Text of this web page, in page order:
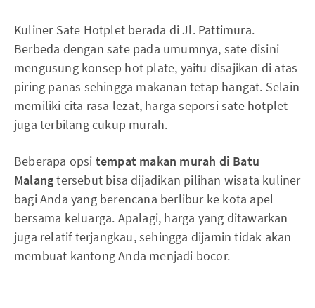
Kuliner Sate Hotplet berada di Jl. Pattimura.
Berbeda dengan sate pada umumnya, sate disini
mengusung konsep hot plate, yaitu disajikan di atas
piring panas sehingga makanan tetap hangat. Selain
memiliki cita rasa lezat, harga seporsi sate hotplet
juga terbilang cukup murah.
Beberapa opsi tempat makan murah di Batu
Malangtersebut bisa dijadikan pilihan wisata kuliner
bagi Anda yang berencana berlibur ke kota apel
bersama keluarga. Apalagi, harga yang ditawarkan
juga relatif terjangkau, sehingga dijamin tidak akan
membuat kantong Anda menjadi bocor.